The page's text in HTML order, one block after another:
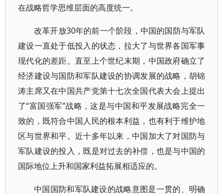
在战略哲学思维层面的高度统一。
改革开放30年的前一个阶段，中国的国防与军队
建设一直处于低投入的状态，拉大了与世界各国军事
现代化的差距。直至上个世纪末期，中国政府确立了
经济建设与国防和军队建设的协调发展的战略，胡锦
涛主席又在中国共产党第十七次全国代表大会上提出
了“富国强军”战略，这是与中国和平发展战略完全一
致的，既符合中国人民的根本利益，也有利于维护地
区与世界和平。近十多年以来，中国加大了对国防与
军队建设的投入，既是对过去的补偿，也是与中国的
国际地位上升和国家利益拓展相适应的。
中国国防和军队建设的战略意图是一贯的、明确